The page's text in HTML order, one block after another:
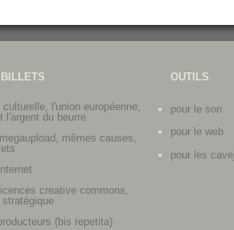
BILLETS
culturelle, l'union européenne,
l'argent du beurre
mêmes causes,
creative commons,
(bis repetita)
OUTILS
pour le son
pour le web
pour les